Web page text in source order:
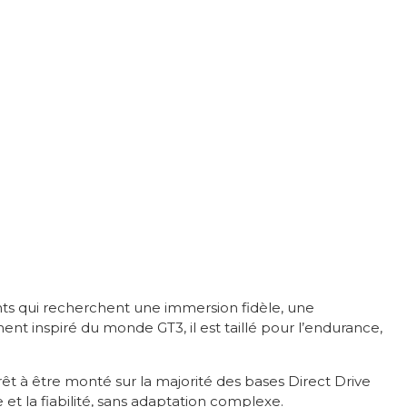
qui recherchent une immersion fidèle, une
inspiré du monde GT3, il est taillé pour l’endurance,
à être monté sur la majorité des bases Direct Drive
la fiabilité, sans adaptation complexe.